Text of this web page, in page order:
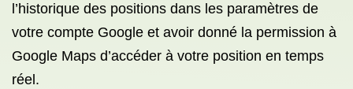
l’historique des positions dans les paramètres de
votre compte Google et avoir donné la permission à
Google Maps d’accéder à votre position en temps
réel.